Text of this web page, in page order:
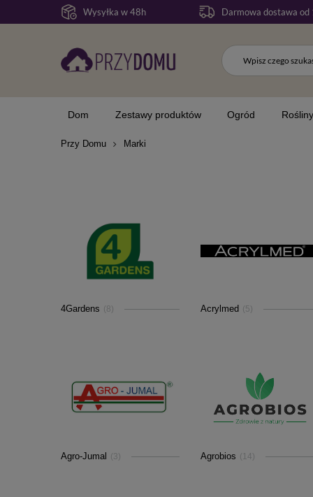
Wysyłka w 48h Darmowa dostawa od
Dom Zestawy produktów Ogród Rośliny
Przy Domu Marki
4Gardens (8) Acrylmed (5)
Agro-Jumal (3) Agrobios (14)